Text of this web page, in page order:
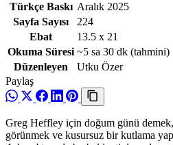
Türkçe Baskı Aralık 2025
Sayfa Sayısı
224
Ebat
13.5 x 21
Okuma Süresi ~5 sa 30 dk (tahmini)
Düzenleyen
Utku Özer
Paylaş
Greg Heffley için doğum günü
görünmek ve kusursuz bir kutlama